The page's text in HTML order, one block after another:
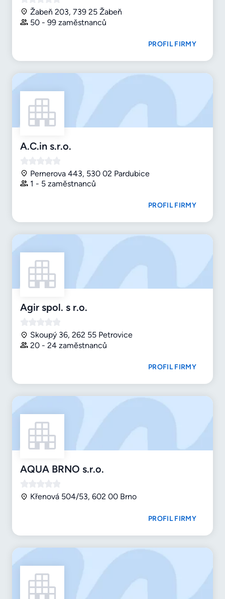
Žabeň 203, 739 25 Žabeň
50 - 99 zaměstnanců
PROFIL FIRMY
A.C.in s.r.o.
Pernerova 443, 530 02 Pardubice
1 - 5 zaměstnanců
PROFIL FIRMY
Agir spol. s r.o.
Skoupý 36, 262 55 Petrovice
20 - 24 zaměstnanců
PROFIL FIRMY
AQUA BRNO s.r.o.
Křenová 504/53, 602 00 Brno
PROFIL FIRMY